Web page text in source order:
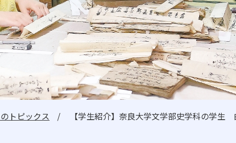
広報誌
高大連携・国際交流
ニュース・トピックス
トピックス
【学生紹介】奈良大学文学部史学科の学